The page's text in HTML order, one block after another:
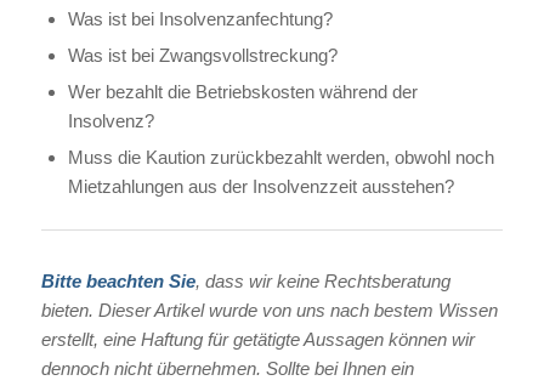
Was ist bei Insolvenzanfechtung?
Was ist bei Zwangsvollstreckung?
Wer bezahlt die Betriebskosten während der
Insolvenz?
Muss die Kaution zurückbezahlt werden, obwohl noch
Mietzahlungen aus der Insolvenzzeit ausstehen?
Bitte beachten Sie, dass wir keine Rechtsberatung
bieten. Dieser Artikel wurde von uns nach bestem Wissen
erstellt, eine Haftung für getätigte Aussagen können wir
dennoch nicht übernehmen. Sollte bei Ihnen ein